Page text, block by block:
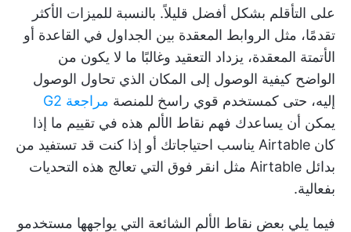
على التأقلم بشكل أفضل قليلاً. بالنسبة للميزات الأكثر
تقدمًا، مثل الروابط المعقدة بين الجداول في القاعدة أو
الأتمتة المعقدة، يزداد التعقيد وغالبًا ما لا يكون من
الواضح كيفية الوصول إلى المكان الذي تحاول الوصول
إليه، حتى كمستخدم قوي راسخ للمنصة مراجعة G2
يمكن أن يساعدك فهم نقاط الألم هذه في تقييم ما إذا
كان Airtable يناسب احتياجاتك أو إذا كنت قد تستفيد من
بدائل Airtable
مثل انقر فوق التي تعالج هذه التحديات
بفعالية.
فيما يلي بعض نقاط الألم الشائعة التي يواجهها مستخدمو